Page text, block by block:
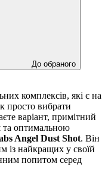
До обраного
комплексів, які є на
просто вибрати
варіант, примітний
та оптимальною
Angel Dust Shot. Він
із найкращих у своїй
попитом серед